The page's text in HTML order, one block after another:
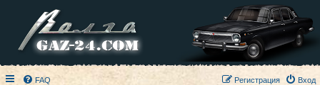
FAQ Вход
Регистрация